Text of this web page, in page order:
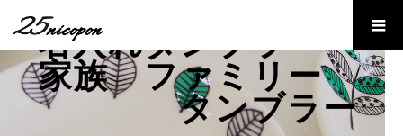
名入れタンブラー
家族 ファミリー
タンブラー